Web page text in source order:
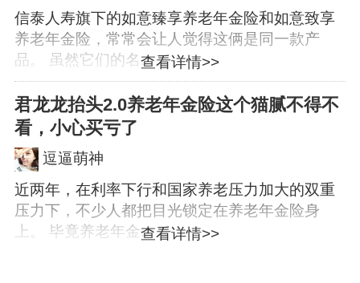
查看详情>>
信泰人寿旗下的如意臻享养老年金险和如意致享
养老年金险，常常会让人觉得这俩是同一款产
品。 虽然它们的名...
君龙龙抬头2.0养老年金险这个猫腻不得不
看，小心买亏了
逗逼萌神
查看详情>>
近两年，在利率下行和国家养老压力加大的双重
压力下，不少人都把目光锁定在养老年金险身
上。 毕竟养老年金...